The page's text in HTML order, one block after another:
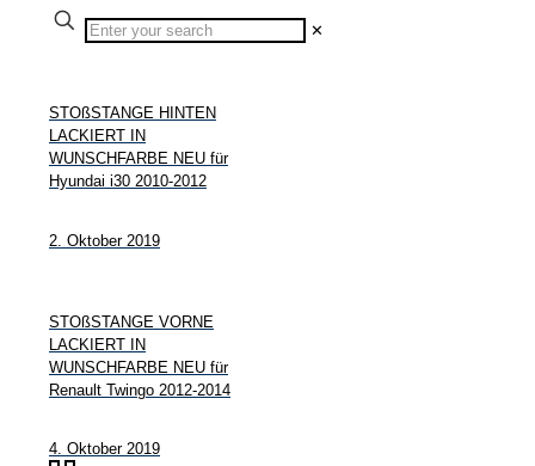
✕
STOßSTANGE HINTEN
LACKIERT IN
WUNSCHFARBE NEU für
Hyundai i30 2010-2012
2. Oktober 2019
STOßSTANGE VORNE
LACKIERT IN
WUNSCHFARBE NEU für
Renault Twingo 2012-2014
4. Oktober 2019